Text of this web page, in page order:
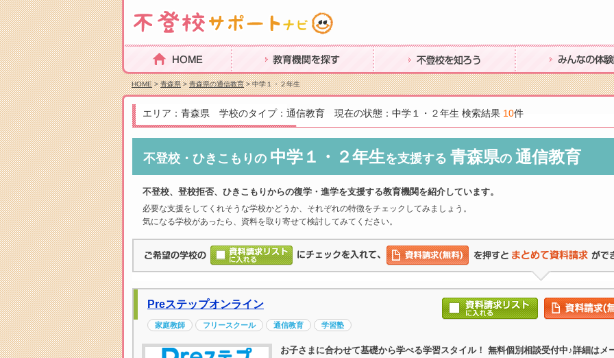
HOME 教育機関を探す 不登校を知ろう みんなの体験談
HOME>青森県>青森県の通信教育> 中学１・２年生
エリア：青森県 学校のタイプ：通信教育 現在の状態：中学１・２年生 検索結果 10件
不登校・ひきこもりの 中学１・２年生を支援する 青森県の 通信教育
不登校、登校拒否、ひきこもりからの復学・進学を支援する教育機関を紹介しています。
必要な支援をしてくれそうな学校かどうか、それぞれの特徴をチェックしてみましょう。
気になる学校があったら、資料を取り寄せて検討してみてください。
Preステップオンライン
家庭教師 フリースクール 通信教育 学習塾
お子さまに合わせて基礎から学べる学習スタイル！ 無料個別相談受付中♪詳細はメ